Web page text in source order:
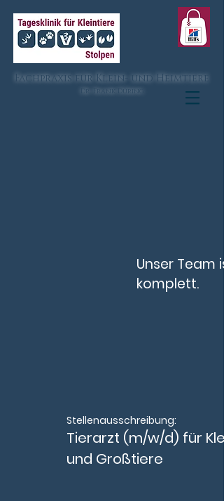
Fachpraxis für Klein- und Heimtiere
Dr. Frank Düring
Unser Team
komplett.
Stellenausschreibung:
Tierarzt (m/w/d) für
und Großtiere